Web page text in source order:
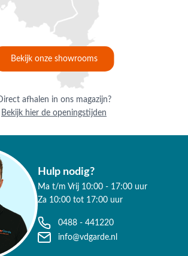
Bekijk onze showrooms
Direct afhalen in ons magazijn?
Bekijk hier de openingstijden
Hulp nodig?
Ma t/m Vrij 10:00 - 17:00 uur
Za 10:00 tot 17:00 uur
0488 - 441220
info@vdgarde.nl